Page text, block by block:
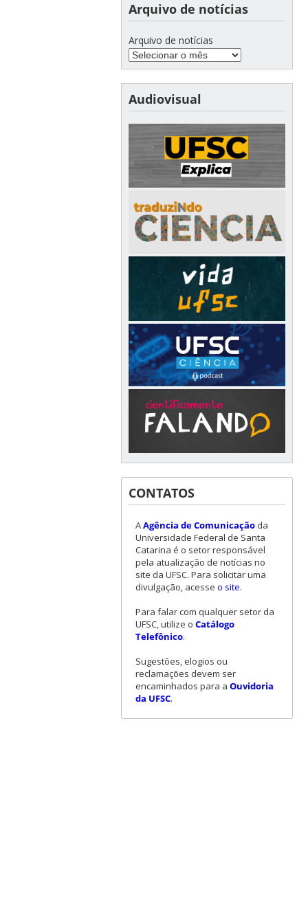
Arquivo de notícias
Arquivo de notícias
Audiovisual
CONTATOS
AAgência de Comunicaçãoda
Universidade Federal de Santa
Catarina é o setor responsável
pela atualização de notícias no
site da UFSC. Para solicitar uma
divulgação, acesse o site.
Para falar com qualquer setor da
UFSC, utilize o Catálogo
Telefônico.
Sugestões, elogios ou
reclamações devem ser
encaminhados para a Ouvidoria
da UFSC.